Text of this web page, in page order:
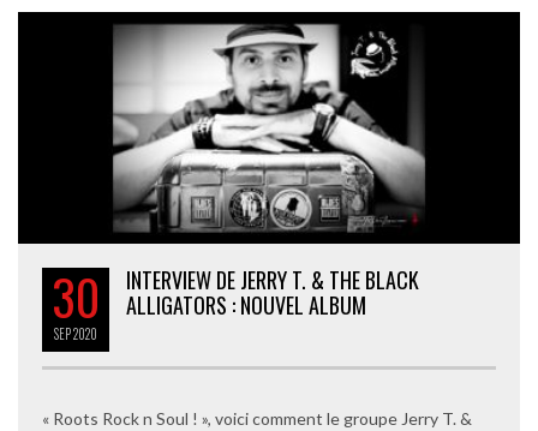
30
SEP2020
INTERVIEW DE JERRY T. & THE BLACK
ALLIGATORS : NOUVEL ALBUM
« Roots Rock n Soul ! », voici comment le groupe Jerry T. &